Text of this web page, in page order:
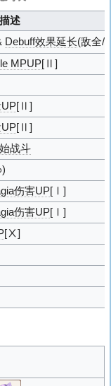
述
Debuff效果延长(敌全/
MPUP[Ⅱ]
[Ⅱ]
[Ⅱ]
战斗
伤害UP[Ⅰ]
伤害UP[Ⅰ]
[Ⅹ]